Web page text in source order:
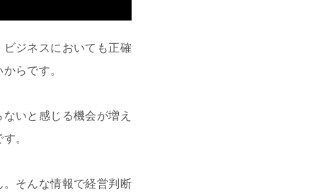
ジネスにおいても正確
らです。
いと感じる機会が増え
。
そんな情報で経営判断